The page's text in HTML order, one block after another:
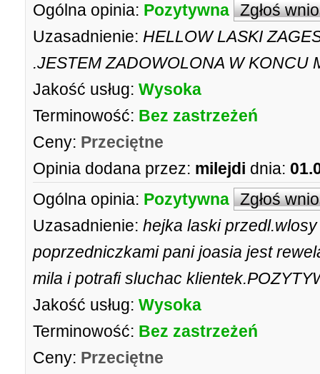
Ogólna opinia: Pozytywna Zgłoś
Uzasadnienie: HELLOW LASKI
.JESTEM ZADOWOLONA W KONCU
Jakość usług: Wysoka
Terminowość: Bez zastrzeżeń
Ceny: Przeciętne
Opinia dodana przez: milejdi dnia:
Ogólna opinia: Pozytywna Zgłoś
Uzasadnienie: hejka laski
poprzedniczkami pani joasia jest
mila i potrafi sluchac
Jakość usług: Wysoka
Terminowość: Bez zastrzeżeń
Ceny: Przeciętne